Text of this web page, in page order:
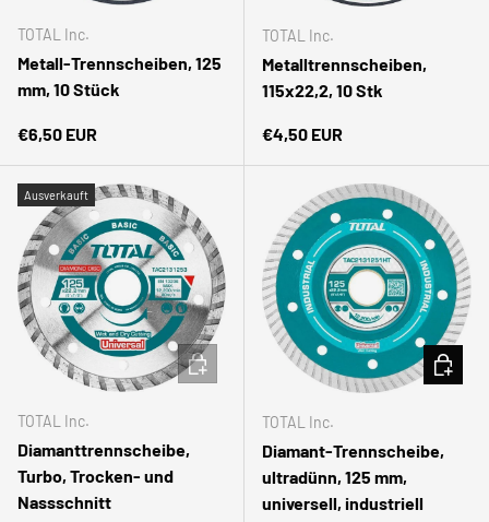
TOTAL Inc.
Metall-Trennscheiben, 125
mm, 10 Stück
Normaler Preis
€6,50 EUR
TOTAL Inc.
Metalltrennscheiben,
115x22,2, 10 Stk
Normaler Preis
€4,50 EUR
Ausverkauft
TOTAL Inc.
Diamanttrennscheibe,
Turbo, Trocken- und
Nassschnitt
IN DEN WARENKORB
TOTAL Inc.
Diamant-Trennscheibe,
ultradünn, 125 mm,
universell, industriell
IN DEN